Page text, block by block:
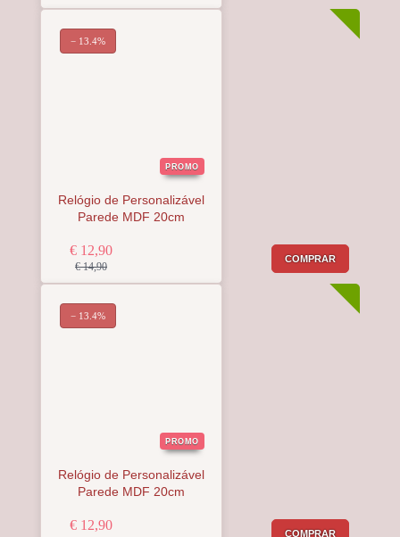
PROMO
Relógio de Personalizável
Parede MDF 20cm
€ 12,90
€ 14,90
COMPRAR
− 13.4%
PROMO
Relógio de Personalizável
Parede MDF 20cm
€ 12,90
COMPRAR
− 13.4%